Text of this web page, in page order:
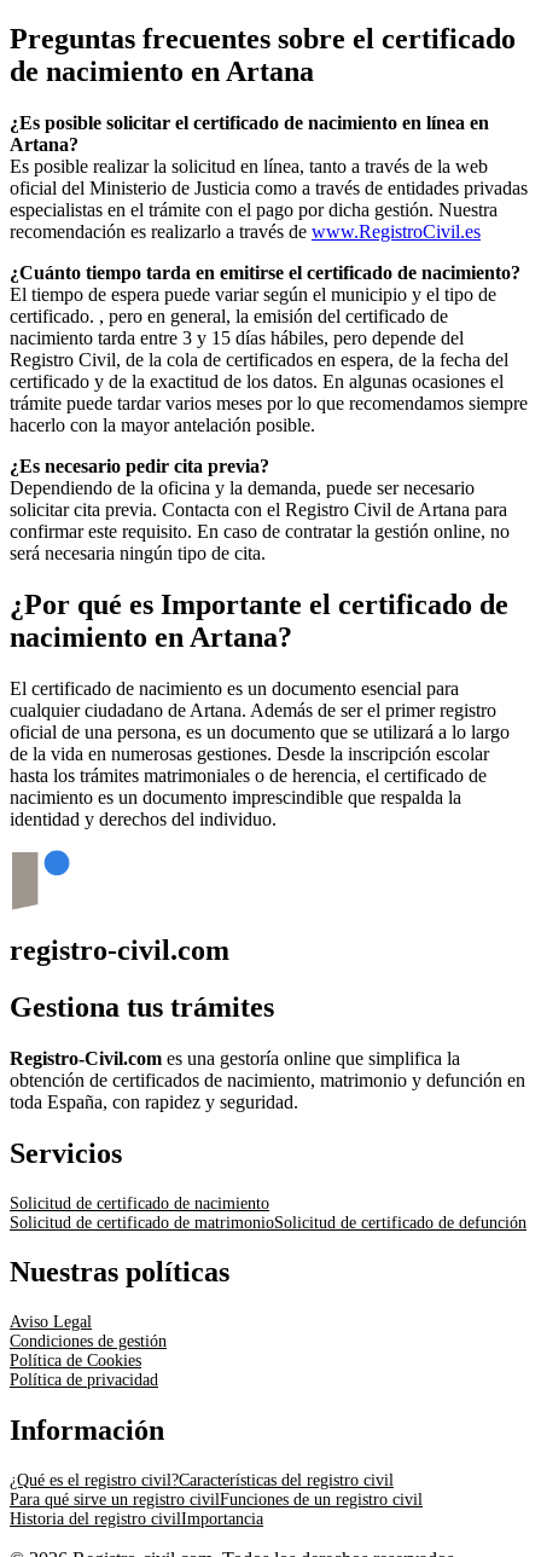
Preguntas frecuentes sobre el certificado
de nacimiento enArtana
¿Es posible solicitar el certificado de nacimiento en línea en
Artana?
Es posible realizar la solicitud en línea, tanto a través de la web
oficial del Ministerio de Justicia como a través de entidades privadas
especialistas en el trámite con el pago por dicha gestión. Nuestra
recomendación es realizarlo a través de www.RegistroCivil.es
¿Cuánto tiempo tarda en emitirse el certificado de nacimiento?
El tiempo de espera puede variar según el municipio y el tipo de
certificado. , pero en general, la emisión del certificado de
nacimiento tarda entre 3 y 15 días hábiles, pero depende del
Registro Civil, de la cola de certificados en espera, de la fecha del
certificado y de la exactitud de los datos. En algunas ocasiones el
trámite puede tardar varios meses por lo que recomendamos siempre
hacerlo con la mayor antelación posible.
¿Es necesario pedir cita previa?
Dependiendo de la oficina y la demanda, puede ser necesario
solicitar cita previa. Contacta con el Registro Civil de Artana para
confirmar este requisito. En caso de contratar la gestión online, no
será necesaria ningún tipo de cita.
¿Por qué es Importante el certificado de
nacimiento en Artana?
El certificado de nacimiento es un documento esencial para
cualquier ciudadano de Artana. Además de ser el primer registro
oficial de una persona, es un documento que se utilizará a lo largo
de la vida en numerosas gestiones. Desde la inscripción escolar
hasta los trámites matrimoniales o de herencia, el certificado de
nacimiento es un documento imprescindible que respalda la
identidad y derechos del individuo.
registro-civil.com
Gestiona tus trámites
Registro-Civil.com es una gestoría online que simplifica la
obtención de certificados de nacimiento, matrimonio y defunción en
toda España, con rapidez y seguridad.
Servicios
Solicitud de certificado de nacimiento
Solicitud de certificado de matrimonioSolicitud de certificado de defunción
Nuestras políticas
Aviso Legal
Condiciones de gestión
Política de Cookies
Política de privacidad
Información
¿Qué es el registro civil?Características del registro civil
Para qué sirve un registro civilFunciones de un registro civil
Historia del registro civilImportancia